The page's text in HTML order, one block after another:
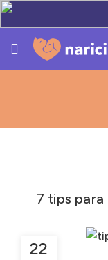
7 tips
22